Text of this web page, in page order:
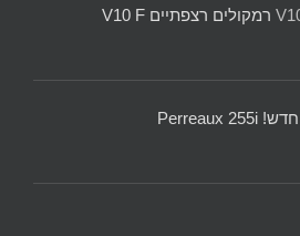
רמקולים רצפתיים V10 F
חדש! Perreaux 255i